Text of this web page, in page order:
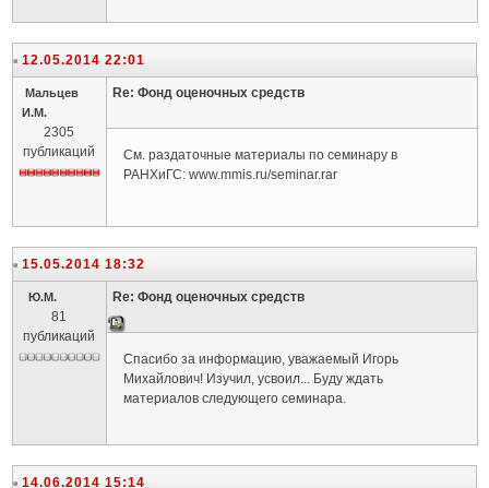
12.05.2014 22:01
Мальцев
И.М.
2305
публикаций
Re: Фонд оценочных средств
См. раздаточные материалы по семинару в
РАНХиГС: www.mmis.ru/seminar.rar
15.05.2014 18:32
Ю.М.
81
публикаций
Re: Фонд оценочных средств
Спасибо за информацию, уважаемый Игорь
Михайлович! Изучил, усвоил... Буду ждать
материалов следующего семинара.
14.06.2014 15:14